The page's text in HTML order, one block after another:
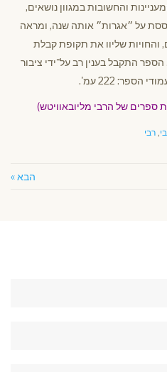
והחשובות במגוון נושאים,
על ״אגרות״ אותה שנה, ומראה
שליוו את תקופת קבלת
התקבל בענין רב על־ידי ציבור
222 עמ'.
, רבי
הבא »